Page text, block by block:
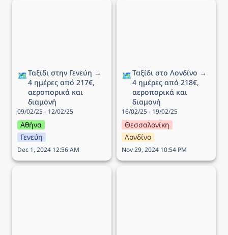
🗺️Ταξίδι στην Γενεύη →
4 ημέρες από 217€,
αεροπορικά και
διαμονή
09/02/25 - 12/02/25
Αθήνα
Γενεύη
Dec 1, 2024 12:56 AM
🗺️Ταξίδι στο Λονδίνο →
4 ημέρες από 218€,
αεροπορικά και
διαμονή
16/02/25 - 19/02/25
Θεσσαλονίκη
Λονδίνο
Nov 29, 2024 10:54 PM